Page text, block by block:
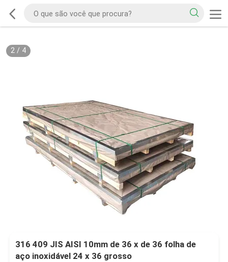
2/ 4
316 409 JIS AISI 10mm de 36 x de 36 folha de
aço inoxidável 24 x 36 grosso